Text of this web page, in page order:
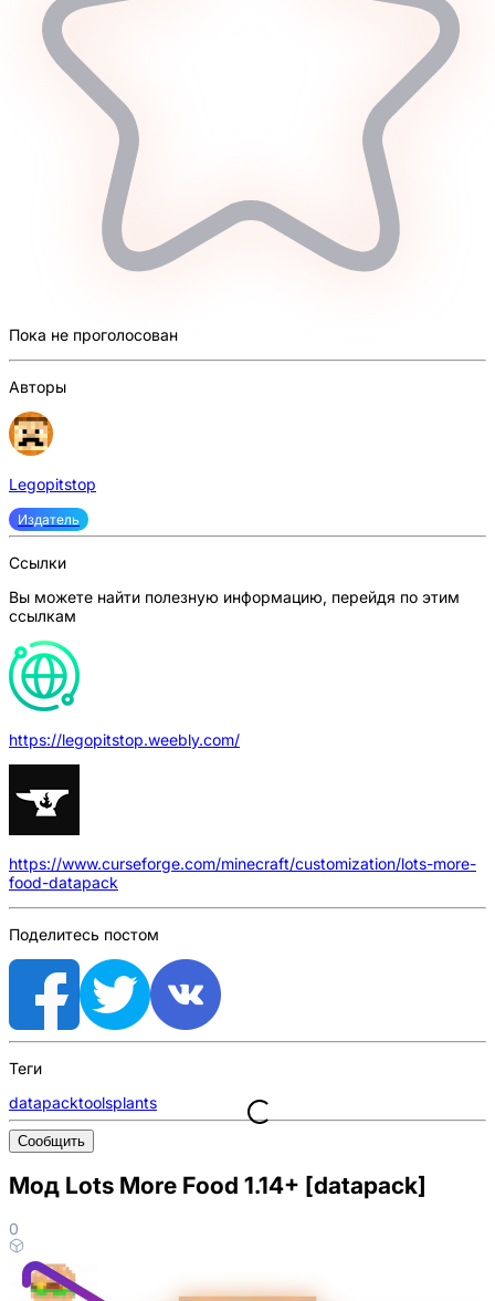
Пока не проголосован
Авторы
Legopitstop
Издатель
Ссылки
Вы можете найти полезную информацию, перейдя по этим
ссылкам
https://legopitstop.weebly.com/
https://www.curseforge.com/minecraft/customization/lots-more-
food-datapack
Поделитесь постом
Теги
datapacktoolsplants
Сообщить
Мод Lots More Food 1.14+ [datapack]
0